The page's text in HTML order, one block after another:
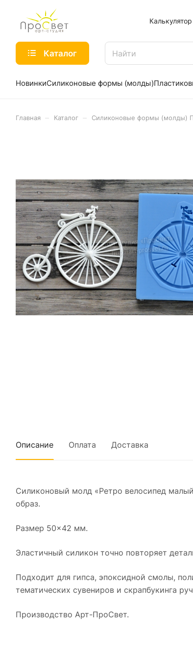
Каталог
НовинкиСиликоновые формы (молды)
Главная Каталог Силиконовые формы (молды)
Описание Оплата Доставка
Силиконовый молд «Ретро велосипед
образ.
Размер 50×42 мм.
Эластичный силикон точно повторяет
Подходит для гипса, эпоксидной смолы,
тематических сувениров и скрапбукинга
Производство Арт-ПроСвет.